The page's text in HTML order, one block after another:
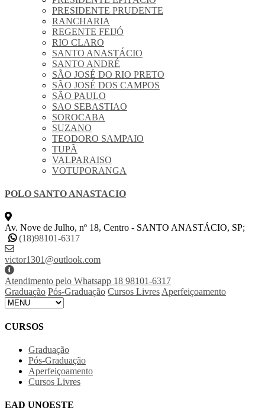
PRESIDENTE PRUDENTE
RANCHARIA
REGENTE FEIJÓ
RIO CLARO
SANTO ANASTÁCIO
SANTO ANDRÉ
SÃO JOSÉ DO RIO PRETO
SÃO JOSÉ DOS CAMPOS
SÃO PAULO
SAO SEBASTIAO
SOROCABA
SUZANO
TEODORO SAMPAIO
TUPÃ
VALPARAISO
VOTUPORANGA
POLO SANTO ANASTACIO
Av. Nove de Julho, nº 18, Centro - SANTO ANASTÁCIO, SP;
(18)98101-6317
victor1301@outlook.com
Atendimento pelo Whatsapp 18 98101-6317
Graduação Pós-Graduação Cursos LivresAperfeiçoamento
CURSOS
Graduação
Pós-Graduação
Aperfeiçoamento
Cursos Livres
EAD UNOESTE